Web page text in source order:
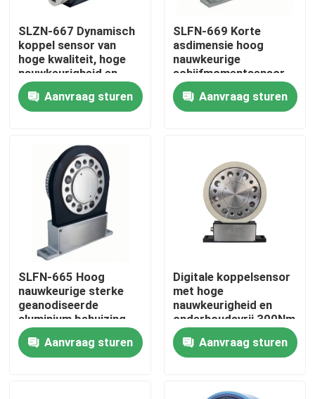
Producten
Over Ons
Kwaliteitscontrole
Neem contact met ons op
Nieuws
Gevallen
Torsiedynamometer
SLZN-667 Dynamisch
koppel sensor van
hoge kwaliteit, hoge
nauwkeurigheid en
kosteneffectieve
werkingAanvraag sturen
SLFN-669 Korte
asdimensie hoog
nauwkeurige
schijfmomentsensor
Aanvraag sturen
SLFN-665 Hoog
nauwkeurige sterke
geanodiseerde
aluminium behuizing
koppel sensor
Aanvraag sturen
Digitale koppelsensor
met hoge
nauwkeurigheid en
onderhoudsvrij 300Nm
10000 RPM
Aanvraag sturen